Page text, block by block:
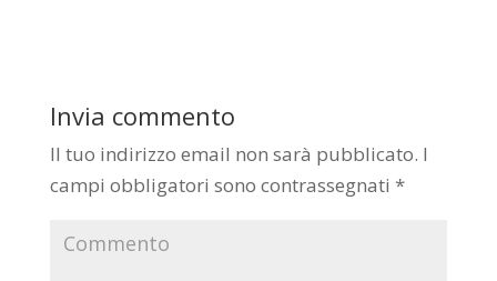
Invia commento
Il tuo indirizzo email non sarà pubblicato. I
campi obbligatori sono contrassegnati *